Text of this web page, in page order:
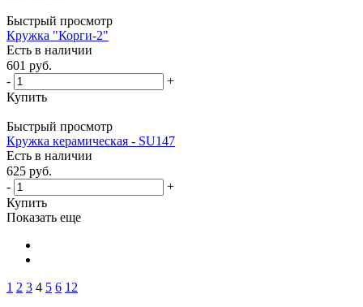
Быстрый просмотр
Кружка "Корги-2"
Есть в наличии
601 руб.
-
+
Купить
Быстрый просмотр
Кружка керамическая - SU147
Есть в наличии
625 руб.
-
+
Купить
Показать еще
1 2 3 4 5 6 12